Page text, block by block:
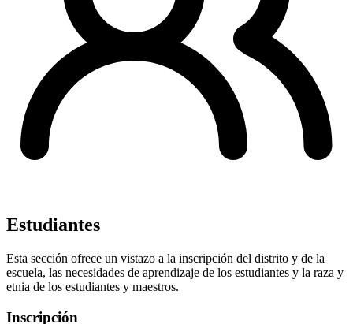
Estudiantes
Esta sección ofrece un vistazo a la inscripción del distrito y de la
escuela, las necesidades de aprendizaje de los estudiantes y la raza y
etnia de los estudiantes y maestros.
Inscripción